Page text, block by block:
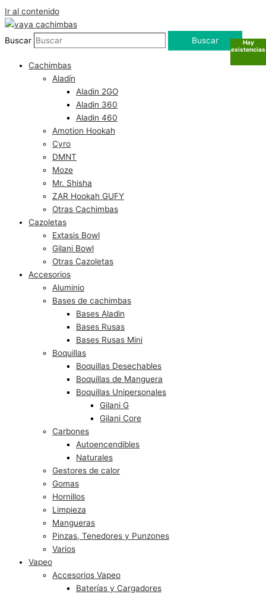
Ir al contenido
Buscar Buscar
Cachimbas
Aladín
Aladin 2GO
Aladin 360
Aladin 460
Amotion Hookah
Cyro
DMNT
Moze
Mr. Shisha
ZAR Hookah GUFY
Otras Cachimbas
Cazoletas
Extasis Bowl
Gilani Bowl
Otras Cazoletas
Accesorios
Aluminio
Bases de cachimbas
Bases Aladin
Bases Rusas
Bases Rusas Mini
Boquillas
Boquillas Desechables
Boquillas de Manguera
Boquillas Unipersonales
Gilani G
Gilani Core
Carbones
Autoencendibles
Naturales
Gestores de calor
Gomas
Hornillos
Limpieza
Mangueras
Pinzas, Tenedores y Punzones
Varios
Vapeo
Accesorios Vapeo
Baterías y Cargadores
Hay
existencias
Sin
existencias
Hay
existencias
Sin
existencias
Sin
existencias
Sin
existencias
Sin
existencias
Sin
existencias
Hay
existencias
Sin
existencias
Sin
existencias
Hay
existencias
Hay
existencias
Hay
existencias
Hay
existencias
Hay
existencias
Hay
existencias